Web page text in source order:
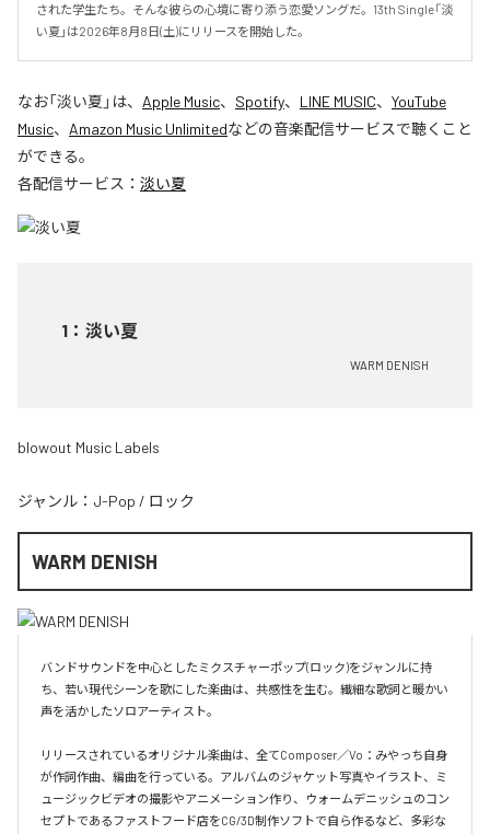
された学生たち。そんな彼らの心境に寄り添う恋愛ソングだ。13th Single「淡
い夏」は2026年8月8日(土)にリリースを開始した。
なお「淡い夏 」は、 Apple Music、 Spotify、 LINE MUSIC、 YouTube
Music、 Amazon Music Unlimitedなどの音楽配信サービスで聴くこと
ができる。
各配信サービス： 淡い夏
1 ： 淡い夏
WARM DENISH
blowout Music Labels
ジャンル： J-Pop / ロック
WARM DENISH
バンドサウンドを中心としたミクスチャーポップ(ロック)をジャンルに持
ち、若い現代シーンを歌にした楽曲は、共感性を生む。繊細な歌詞と暖かい
声を活かしたソロアーティスト。
リリースされているオリジナル楽曲は、全てComposer／Vo：みやっち自身
が作詞作曲、編曲を行っている。アルバムのジャケット写真やイラスト、ミ
ュージックビデオの撮影やアニメーション作り、ウォームデニッシュのコン
セプトであるファストフード店をCG/3D制作ソフトで自ら作るなど、多彩な